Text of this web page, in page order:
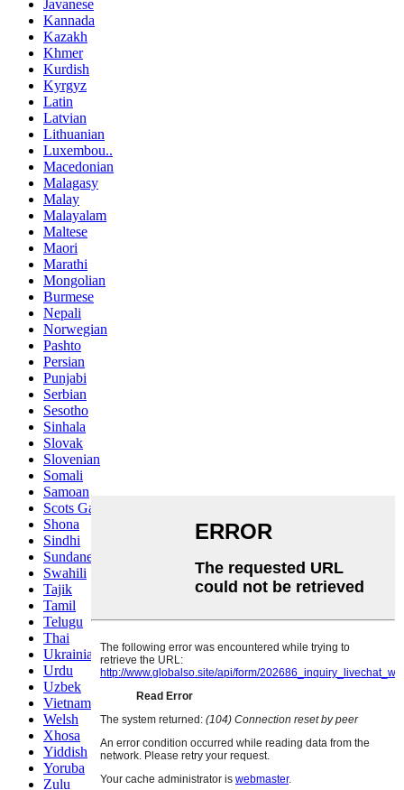
Javanese
Kannada
Kazakh
Khmer
Kurdish
Kyrgyz
Latin
Latvian
Lithuanian
Luxembou..
Macedonian
Malagasy
Malay
Malayalam
Maltese
Maori
Marathi
Mongolian
Burmese
Nepali
Norwegian
Pashto
Persian
Punjabi
Serbian
Sesotho
Sinhala
Slovak
Slovenian
Somali
Samoan
Scots Gaelic
Shona
Sindhi
Sundanese
Swahili
Tajik
Tamil
Telugu
Thai
Ukrainian
Urdu
Uzbek
Vietnamese
Welsh
Xhosa
Yiddish
Yoruba
Zulu